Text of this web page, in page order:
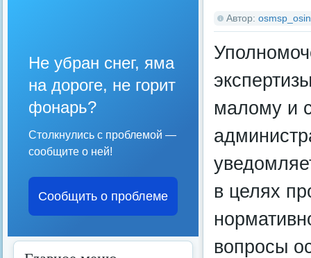
Автор:
малому и
в целях
вопросы
Не убран снег, яма
на дороге, не горит
фонарь?
Столкнулись с проблемой —
сообщите о ней!
Сообщить о проблеме